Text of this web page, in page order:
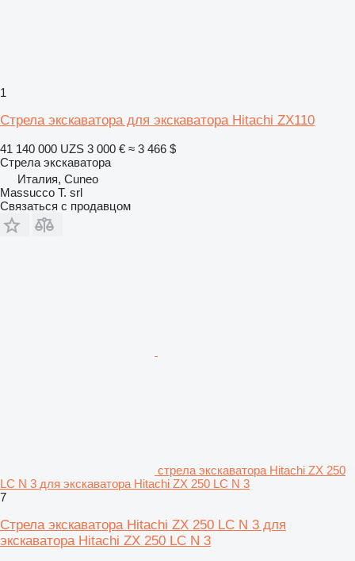
1
Стрела экскаватора для экскаватора Hitachi ZX110
41 140 000 UZS 3 000 € ≈ 3 466 $
Стрела экскаватора
Италия, Cuneo
Massucco T. srl
Связаться с продавцом
стрела экскаватора Hitachi ZX 250
LC N 3 для экскаватора Hitachi ZX 250 LC N 3
7
Стрела экскаватора Hitachi ZX 250 LC N 3 для
экскаватора Hitachi ZX 250 LC N 3